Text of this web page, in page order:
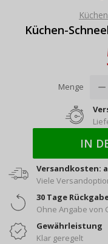
Küchen-
Menge
IN
Versandkosten:
Viele
30 Tage
Ohne Angabe von
Gewährleistung
Klar geregelt